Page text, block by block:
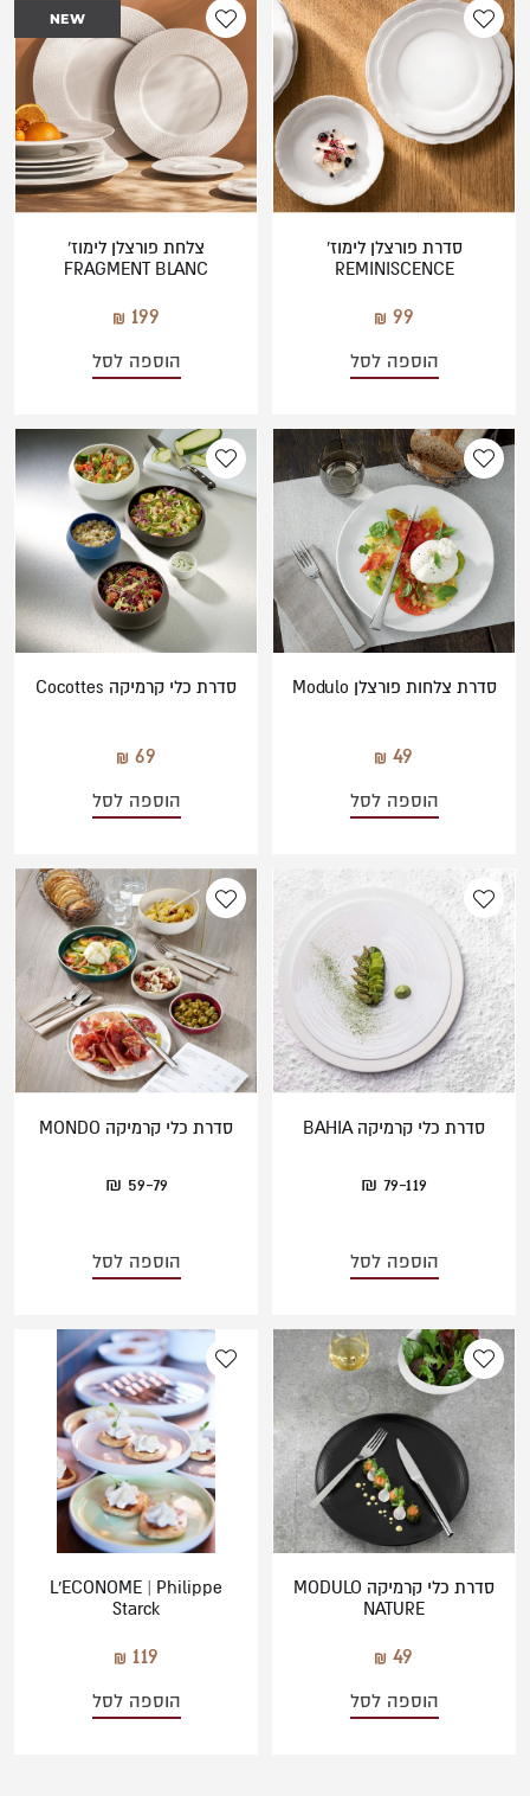
משתמש חדש/אורח
להרשמה
ירוק
סדרת פורצלן לימוז'
REMINISCENCE
99
הוספה לסל
NEW
צלחת פורצלן לימוז'
FRAGMENT BLANC
199
הוספה לסל
סדרת צלחות פורצלן Modulo
49
הוספה לסל
סדרת כלי קרמיקה Cocottes
69
הוספה לסל
סדרת כלי קרמיקה BAHIA
79-119 ₪
הוספה לסל
סדרת כלי קרמיקה MONDO
59-79 ₪
הוספה לסל
סדרת כלי קרמיקה MODULO
NATURE
49
הוספה לסל
L'ECONOME | Philippe
Starck
119
הוספה לסל